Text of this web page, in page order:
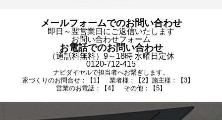
メールフォームでのお問い合わせ
即日～翌営業日にご返信いたします
お問い合わせフォーム
お電話でのお問い合わせ
（通話料無料）9～18時 水曜日定休
0120-712-415
ナビダイヤルで担当者へお繋ぎします。
家づくりのお問合せ：【1】 業者様：【2】施主様：【3】
営業のお電話：【4】 その他：【5】